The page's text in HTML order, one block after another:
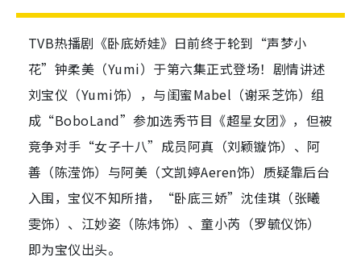
TVB热播剧《卧底娇娃》日前终于轮到“声梦小
花”钟柔美（Yumi）于第六集正式登场！剧情讲述
刘宝仪（Yumi饰），与闺蜜Mabel（谢采芝饰）组
成“BoboLand”参加选秀节目《超星女团》，但被
竞争对手“女子十八”成员阿真（刘颖镟饰）、阿
善（陈滢饰）与阿美（文凯婷Aeren饰）质疑靠后台
入围，宝仪不知所措，“卧底三娇”沈佳琪（张曦
雯饰）、江妙姿（陈炜饰）、童小芮（罗毓仪饰）
即为宝仪出头。